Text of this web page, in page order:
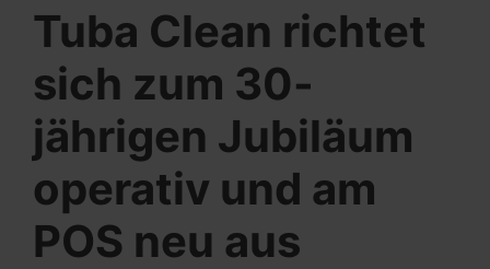
Tuba Clean richtet
sich zum 30-
jährigen Jubiläum
operativ und am
POS neu aus